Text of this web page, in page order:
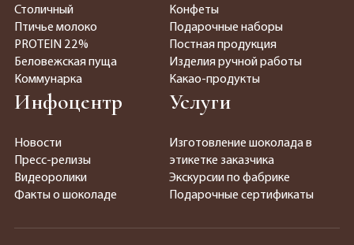
Столичный
Птичье молоко
PROTEIN 22%
Беловежская пуща
Коммунарка
Конфеты
Подарочные наборы
Постная продукция
Изделия ручной работы
Какао-продукты
Инфоцентр
Новости
Пресс-релизы
Видеоролики
Факты о шоколаде
Услуги
Изготовление шоколада в
этикетке заказчика
Экскурсии по фабрике
Подарочные сертификаты